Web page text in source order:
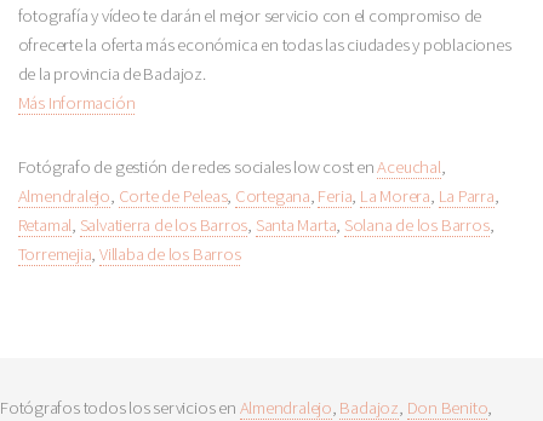
fotografía y vídeo te darán el mejor servicio con el compromiso de
ofrecerte la oferta más económica en todas las ciudades y poblaciones
de la provincia de Badajoz.
Más Información
Fotógrafo de gestión de redes sociales low cost enAceuchal,
Almendralejo, Corte de Peleas, Cortegana, Feria, La Morera, La Parra,
Retamal, Salvatierra de los Barros, Santa Marta, Solana de los Barros,
Torremejia,Villaba de los Barros
Fotógrafos todos los servicios en Almendralejo, Badajoz, Don Benito,